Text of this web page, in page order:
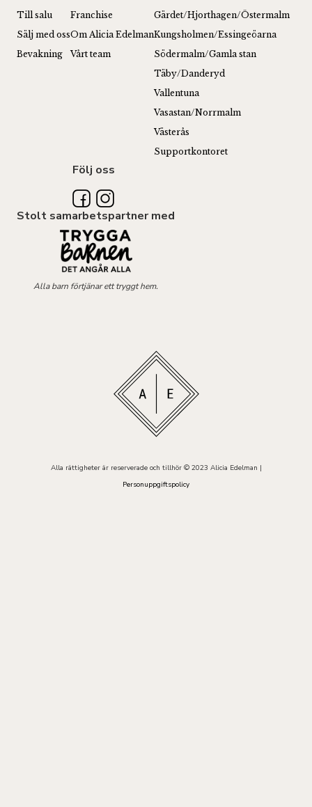
Till salu
Sälj med oss
Bevakning
Franchise
Om Alicia Edelman
Vårt team
Gärdet/Hjorthagen/Östermalm
Kungsholmen/Essingeöarna
Södermalm/Gamla stan
Täby/Danderyd
Vallentuna
Vasastan/Norrmalm
Västerås
Supportkontoret
Följ oss
Stolt samarbetspartner med
Alla barn förtjänar ett tryggt hem.
Alla rättigheter är reserverade och tillhör © 2023 Alicia Edelman |
Personuppgiftspolicy